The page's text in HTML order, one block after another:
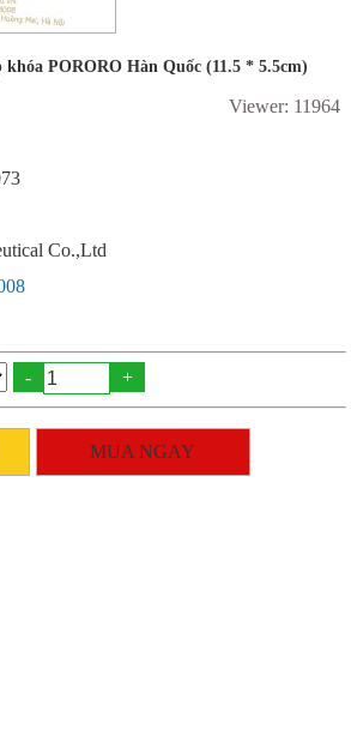
PORORO Hàn Quốc (11.5 * 5.5cm)
Viewer: 11964
Co.,Ltd
- +
MUA NGAY